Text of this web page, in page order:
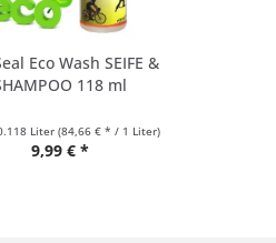
Eco Wash SEIFE &
118 ml
Liter (84,66 € * / 1 Liter)
9,99 € *